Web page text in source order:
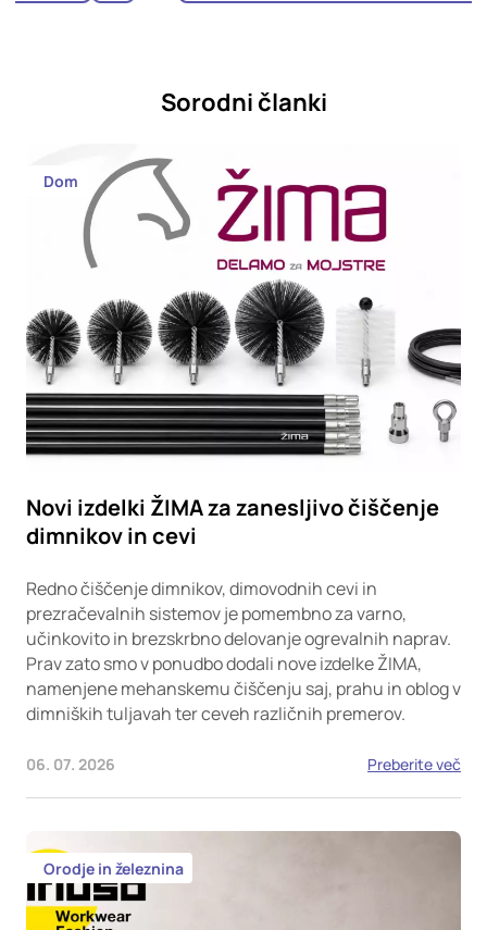
Sorodni članki
Dom
Novi izdelki ŽIMA za zanesljivo čiščenje
dimnikov in cevi
Redno čiščenje dimnikov, dimovodnih cevi in
prezračevalnih sistemov je pomembno za varno,
učinkovito in brezskrbno delovanje ogrevalnih naprav.
Prav zato smo v ponudbo dodali nove izdelke ŽIMA,
namenjene mehanskemu čiščenju saj, prahu in oblog v
dimniških tuljavah ter ceveh različnih premerov.
06. 07. 2026 Preberite več
Orodje in železnina